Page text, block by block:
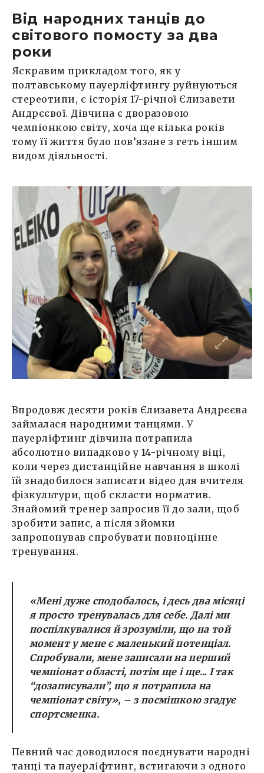
Від народних танців до
світового помосту за два
роки
Яскравим прикладом того, як у
полтавському пауерліфтингу руйнуються
стереотипи, є історія 17-річної Єлизавети
Андрєєвої. Дівчина є дворазовою
чемпіонкою світу, хоча ще кілька років
тому її життя було пов’язане з геть іншим
видом діяльності.
Впродовж десяти років Єлизавета Андрєєва
займалася народними танцями. У
пауерліфтинг дівчина потрапила
абсолютно випадково у 14-річному віці,
коли через дистанційне навчання в школі
їй знадобилося записати відео для вчителя
фізкультури, щоб скласти норматив.
Знайомий тренер запросив її до зали, щоб
зробити запис, а після зйомки
запропонував спробувати повноцінне
тренування.
«Мені дуже сподобалось, і десь два місяці
я просто тренувалась для себе. Далі ми
поспілкувалися й зрозуміли, що на той
момент у мене є маленький потенціал.
Спробували, мене записали на перший
чемпіонат області, потім ще і ще... І так
“дозаписували”, що я потрапила на
чемпіонат світу», – з посмішкою згадує
спортсменка.
Певний час доводилося поєднувати народні
танці та пауерліфтинг, встигаючи з одного